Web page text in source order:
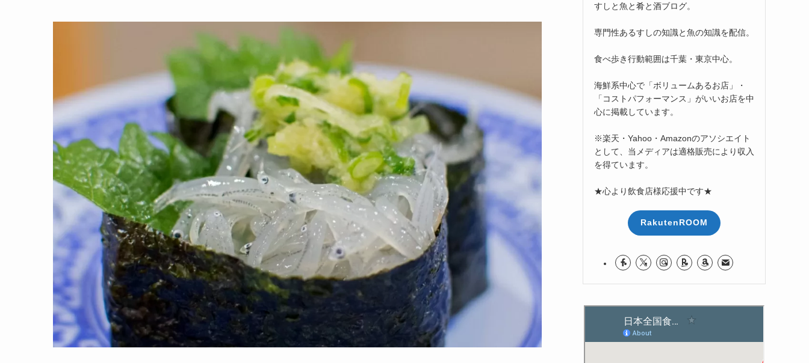
すしと魚と肴と酒ブログ。
専門性あるすしの知識と魚の知識を配信。
食べ歩き行動範囲は千葉・東京中心。
海鮮系中心で「ボリュームあるお店」・
「コストパフォーマンス」がいいお店を中
心に掲載しています。
※楽天・Yahoo・Amazonのアソシエイト
として、当メディアは適格販売により収入
を得ています。
★心より飲食店様応援中です★
RakutenROOM